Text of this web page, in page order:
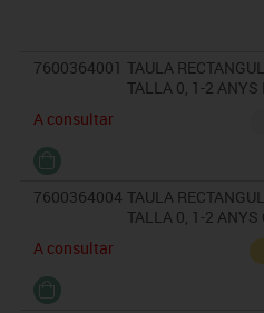
del valor de la mercaderia.
* Se subministra muntat
7600364001 TAULA
TALLA 0, 1-2 ANYS
A consultar
7600364004 TAULA
TALLA 0, 1-2 ANYS
A consultar